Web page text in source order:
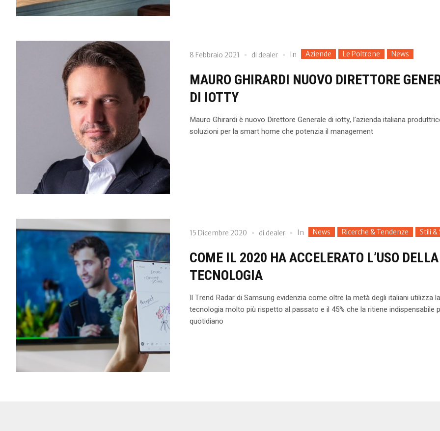
8 Febbraio 2021 di dealer In Aziende Le Poltrone News
MAURO GHIRARDI NUOVO DIRETTORE
DI IOTTY
Mauro Ghirardi è nuovo Direttore Generale di iotty, l’azienda italiana
soluzioni per la smart home che potenzia il management
15 Dicembre 2020 di dealer In News Ricerche & Tendenze Stili &
COME IL 2020 HA ACCELERATO L’USO DELLA
TECNOLOGIA
Il Trend Radar di Samsung evidenzia come oltre la metà degli italiani utilizza la
tecnologia molto più rispetto al passato e il 45% che la ritiene indispensabile
quotidiano